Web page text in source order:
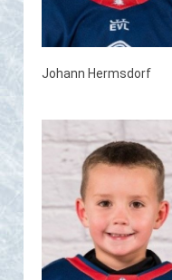
Johann Hermsdorf